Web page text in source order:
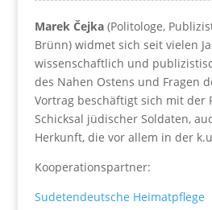
Marek Čejka(Politologe,
Brünn) widmet sich seit vielen
wissenschaftlich und
des Nahen Ostens und Fragen
Vortrag beschäftigt sich mit der
Schicksal jüdischer Soldaten,
Herkunft, die vor allem in der
Kooperationspartner:
Sudetendeutsche Heimatpflege